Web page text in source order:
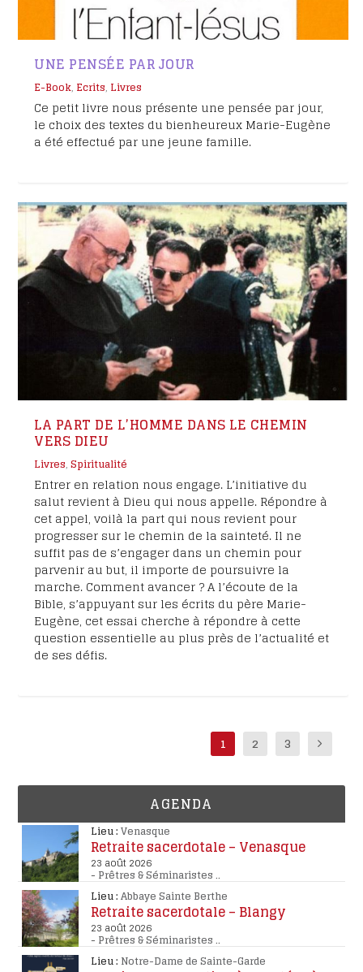
UNE PENSÉE PAR JOUR
E-Book, Ecrits, Livres
Ce petit livre nous présente une pensée par jour,
le choix des textes du bienheureux Marie-Eugène
a été effectué par une jeune famille.
LA PART DE L’HOMME DANS LE CHEMIN
VERS DIEU
Livres,Spiritualité
Entrer en relation nous engage. L’initiative du
salut revient à Dieu qui nous appelle. Répondre à
cet appel, voilà la part qui nous revient pour
progresser sur le chemin de la sainteté. Il ne
suffit pas de s’engager dans un chemin pour
parvenir au but, il importe de poursuivre la
marche. Comment avancer ? A l’écoute de la
Bible, s’appuyant sur les écrits du père Marie-
Eugène, cet essai cherche à répondre à cette
question essentielle au plus près de l’actualité et
de ses défis.
1 2 3
AGENDA
Lieu : Venasque
Retraite sacerdotale – Venasque
23 août 2026
- Prêtres & Séminaristes..
Lieu : Abbaye Sainte Berthe
Retraite sacerdotale – Blangy
23 août 2026
- Prêtres & Séminaristes..
Lieu : Notre-Dame de Sainte-Garde